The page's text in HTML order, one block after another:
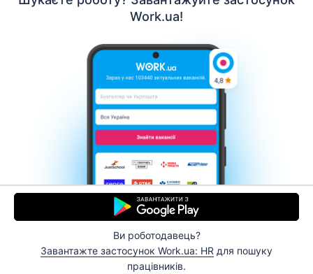
Work.ua!
Ви роботодавець?
Завантажте застосунок Work.ua: HR для пошуку
працівників.
Контакти Про нас
Кар’єра
Допомога Умови використання
© 2006–2026 Work.ua. Сервіс пошуку роботи №1 в